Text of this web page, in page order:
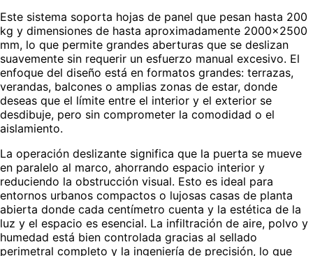
Este sistema soporta hojas de panel que pesan hasta 200
kg y dimensiones de hasta aproximadamente 2000×2500
mm, lo que permite grandes aberturas que se deslizan
suavemente sin requerir un esfuerzo manual excesivo. El
enfoque del diseño está en formatos grandes: terrazas,
verandas, balcones o amplias zonas de estar, donde
deseas que el límite entre el interior y el exterior se
desdibuje, pero sin comprometer la comodidad o el
aislamiento.
La operación deslizante significa que la puerta se mueve
en paralelo al marco, ahorrando espacio interior y
reduciendo la obstrucción visual. Esto es ideal para
entornos urbanos compactos o lujosas casas de planta
abierta donde cada centímetro cuenta y la estética de la
luz y el espacio es esencial. La infiltración de aire, polvo y
humedad está bien controlada gracias al sellado
perimetral completo y la ingeniería de precisión, lo que